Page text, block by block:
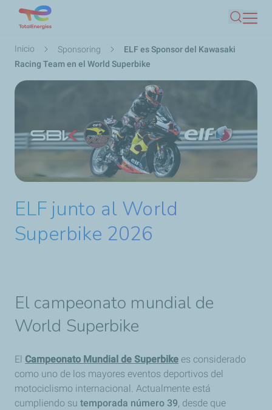
contenido
principal
Buscar
Ruta
de
navegación
Inicio Sponsoring
ELF es Sponsor del Kawasaki
Racing Team en el World Superbike
ELF junto al World
Superbike 2026
El campeonato mundial de
World Superbike
El Campeonato Mundial de Superbike es considerado
como uno de los mayores eventos deportivos del
motociclismo internacional. Actualmente está
cumpliendo su temporada número 39, desde que